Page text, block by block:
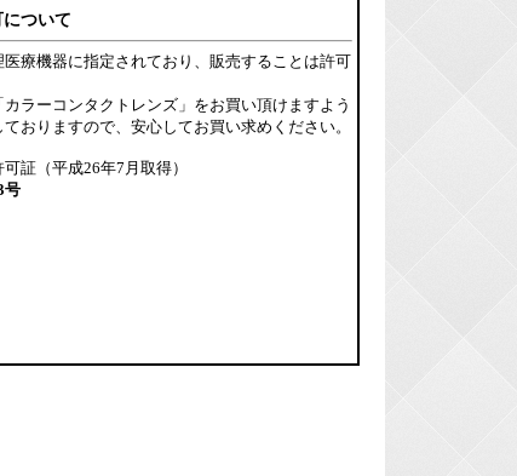
ついて
療機器に指定されており、販売することは許可
ラーコンタクトレンズ」をお買い頂けますよう
おりますので、安心してお買い求めください。
証（平成26年7月取得）
号